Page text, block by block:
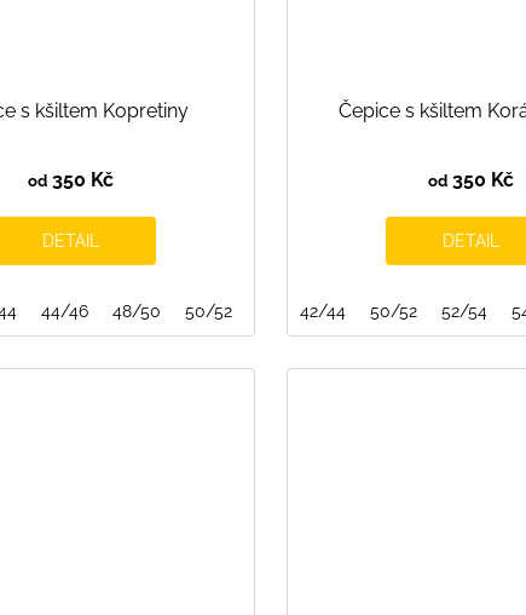
s kšiltem Kopretiny
od 350 Kč
DETAIL
44/46 48/50 50/52 52/54 54/56
Čepice s kšiltem
od 350 Kč
DETAIL
42/44 50/52 52/54